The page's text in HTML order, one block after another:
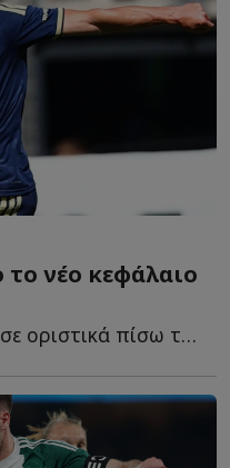
νέο κεφάλαιο
Ο Γιώργος Μασούρας άφησε οριστικά πίσω του το κεφάλαιο τ...